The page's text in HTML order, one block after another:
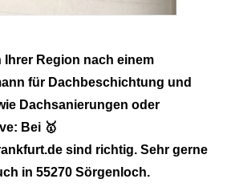
Ihrer Region nach einem
für Dachbeschichtung und
Dachsanierungen oder
Bei 🥇
sind richtig. Sehr gerne
in 55270 Sörgenloch.